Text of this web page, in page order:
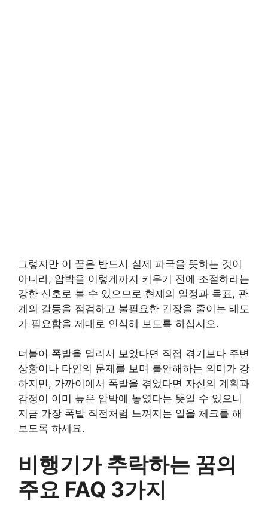
그렇지만 이 꿈은 반드시 실제 파국을 뜻하는 것이
아니라, 압박을 이렇게까지 키우기 전에 조절하라는
강한 신호로 볼 수 있으므로 현재의 일정과 목표, 관
계의 갈등을 점검하고 불필요한 긴장을 줄이는 태도
가 필요함을 제대로 인식해 보도록 하십시오.
더불어 폭발을 멀리서 보았다면 직접 겪기보다 주변
상황이나 타인의 문제를 보며 불안해하는 의미가 강
하지만, 가까이에서 폭발을 겪었다면 자신의 계획과
감정이 이미 높은 압박에 놓였다는 뜻일 수 있으니
지금 가장 폭발 직전처럼 느껴지는 일을 체크를 해
보도록 하세요.
비행기가 추락하는 꿈의
주요 FAQ 3가지